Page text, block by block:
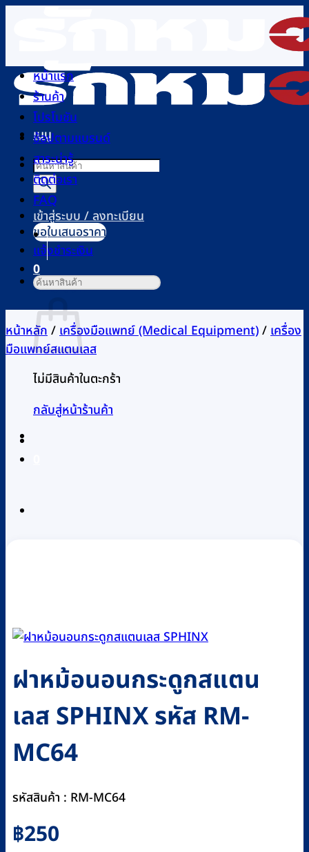
เนื้อหา
เมนู
Products
search
เข้าสู่ระบบ / ลงทะเบียน
0
ตะกร้าสินค้า
ไม่มีสินค้าในตะกร้า
กลับสู่หน้าร้านค้า
หน้าแรก
ร้านค้า
โปรโมชัน
ช้อปตามแบรนด์
สาระน่ารู้
ติดต่อเรา
FAQ
ขอใบเสนอราคา
แจ้งชำระเงิน
ค้นหา:
หน้าหลัก/เครื่องมือแพทย์ (Medical Equipment)/เครื่อง
มือแพทย์สแตนเลส
ฝาหม้อนอนกระดูกสแตน
เลส SPHINX รหัส RM-
MC64
รหัสสินค้า : RM-MC64
฿250